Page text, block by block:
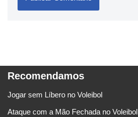
Recomendamos
Jogar sem Líbero no Voleibol
Ataque com a Mão Fechada no Voleibol